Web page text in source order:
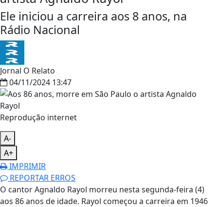
Ele iniciou a carreira aos 8 anos, na
Rádio Nacional
Jornal O Relato
04/11/2024 13:47
Reprodução internet
A-
A+
IMPRIMIR
REPORTAR ERROS
O cantor Agnaldo Rayol morreu nesta segunda-feira (4)
aos 86 anos de idade. Rayol começou a carreira em 1946